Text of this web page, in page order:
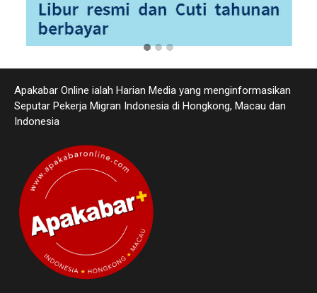
Apakabar Online ialah Harian Media yang menginformasikan
Seputar Pekerja Migran Indonesia di Hongkong, Macau dan
Indonesia